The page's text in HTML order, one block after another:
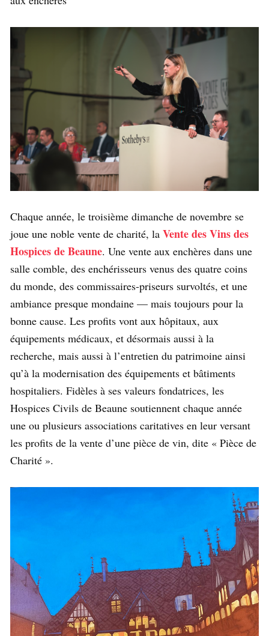
Chaque année, le troisième dimanche de novembre se
joue une noble vente de charité, la Vente des Vins des
Hospices de Beaune. Une vente aux enchères dans une
salle comble, des enchérisseurs venus des quatre coins
du monde, des commissaires-priseurs survoltés, et une
ambiance presque mondaine — mais toujours pour la
bonne cause. Les profits vont aux hôpitaux, aux
équipements médicaux, et désormais aussi à la
recherche, mais aussi à l’entretien du patrimoine ainsi
qu’à la modernisation des équipements et bâtiments
hospitaliers. Fidèles à ses valeurs fondatrices, les
Hospices Civils de Beaune soutiennent chaque année
une ou plusieurs associations caritatives en leur versant
les profits de la vente d’une pièce de vin, dite « Pièce de
Charité ».